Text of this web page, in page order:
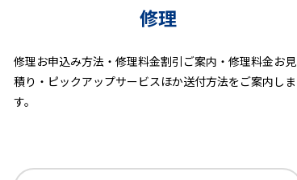
修理
修理お申込み方法・修理料金割引ご案内・修理料金お見
積り・ピックアップサービスほか送付方法をご案内しま
す。